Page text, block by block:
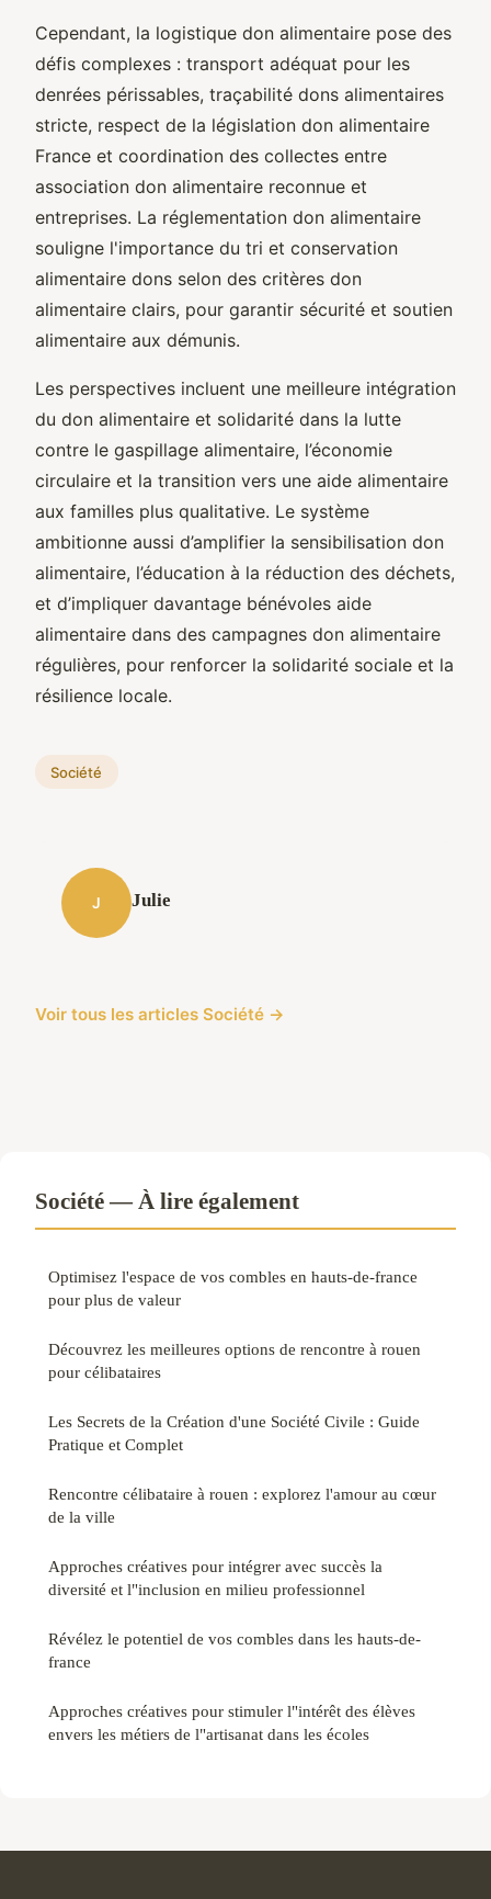
Cependant, la logistique don alimentaire pose des
défis complexes : transport adéquat pour les
denrées périssables, traçabilité dons alimentaires
stricte, respect de la législation don alimentaire
France et coordination des collectes entre
association don alimentaire reconnue et
entreprises. La réglementation don alimentaire
souligne l'importance du tri et conservation
alimentaire dons selon des critères don
alimentaire clairs, pour garantir sécurité et soutien
alimentaire aux démunis.
Les perspectives incluent une meilleure intégration
du don alimentaire et solidarité dans la lutte
contre le gaspillage alimentaire, l’économie
circulaire et la transition vers une aide alimentaire
aux familles plus qualitative. Le système
ambitionne aussi d’amplifier la sensibilisation don
alimentaire, l’éducation à la réduction des déchets,
et d’impliquer davantage bénévoles aide
alimentaire dans des campagnes don alimentaire
régulières, pour renforcer la solidarité sociale et la
résilience locale.
Société
J Julie
Voir tous les articles Société →
Société — À lire également
Optimisez l'espace de vos combles en hauts-de-france
pour plus de valeur
Découvrez les meilleures options de rencontre à rouen
pour célibataires
Les Secrets de la Création d'une Société Civile : Guide
Pratique et Complet
Rencontre célibataire à rouen : explorez l'amour au cœur
de la ville
Approches créatives pour intégrer avec succès la
diversité et l"inclusion en milieu professionnel
Révélez le potentiel de vos combles dans les hauts-de-
france
Approches créatives pour stimuler l"intérêt des élèves
envers les métiers de l"artisanat dans les écoles